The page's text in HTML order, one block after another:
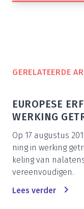
GERE­LA­TEER­DE
EURO­PE­SE
WER­KING
Op 17 augus­tus
ning in wer­king
ke­ling van
vereenvoudigen.
Lees ver­der